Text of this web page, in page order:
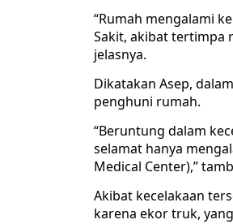
“Rumah mengalami
Sakit, akibat tertimpa
jelasnya.
Dikatakan Asep,
penghuni rumah.
“Beruntung dalam
selamat hanya
Medical Center),”
Akibat kecelakaan
karena ekor truk,